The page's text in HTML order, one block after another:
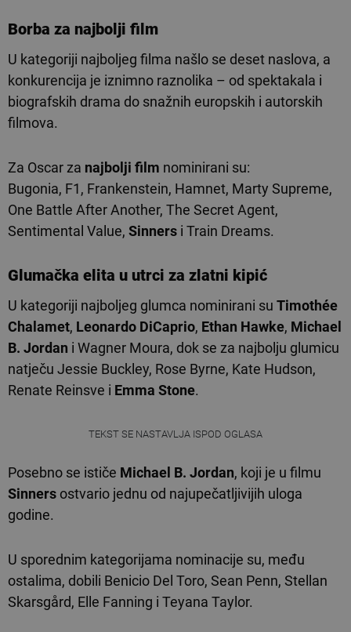
Borba za najbolji film
U kategoriji najboljeg filma našlo se deset naslova, a
konkurencija je iznimno raznolika – od spektakala i
biografskih drama do snažnih europskih i autorskih
filmova.
Za Oscar za najbolji film nominirani su:
Bugonia, F1, Frankenstein, Hamnet, Marty Supreme,
One Battle After Another, The Secret Agent,
Sentimental Value, Sinners i Train Dreams.
Glumačka elita u utrci za zlatni kipić
U kategoriji najboljeg glumca nominirani su Timothée
Chalamet, Leonardo DiCaprio, Ethan Hawke, Michael
B. Jordan i Wagner Moura, dok se za najbolju glumicu
natječu Jessie Buckley, Rose Byrne, Kate Hudson,
Renate Reinsve i Emma Stone.
TEKST SE NASTAVLJA ISPOD OGLASA
Posebno se ističe Michael B. Jordan, koji je u filmu
Sinners ostvario jednu od najupečatljivijih uloga
godine.
U sporednim kategorijama nominacije su, među
ostalima, dobili Benicio Del Toro, Sean Penn, Stellan
Skarsgård, Elle Fanning i Teyana Taylor.